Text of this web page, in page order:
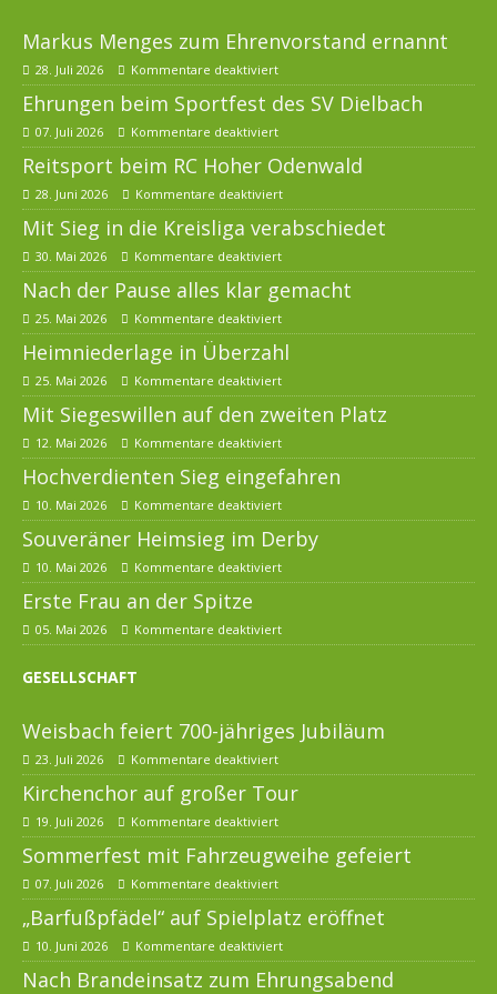
Markus Menges zum Ehrenvorstand ernannt
28. Juli 2026 Kommentare deaktiviert
Ehrungen beim Sportfest des SV Dielbach
07. Juli 2026 Kommentare deaktiviert
Reitsport beim RC Hoher Odenwald
28. Juni 2026 Kommentare deaktiviert
Mit Sieg in die Kreisliga verabschiedet
30. Mai 2026 Kommentare deaktiviert
Nach der Pause alles klar gemacht
25. Mai 2026 Kommentare deaktiviert
Heimniederlage in Überzahl
25. Mai 2026 Kommentare deaktiviert
Mit Siegeswillen auf den zweiten Platz
12. Mai 2026 Kommentare deaktiviert
Hochverdienten Sieg eingefahren
10. Mai 2026 Kommentare deaktiviert
Souveräner Heimsieg im Derby
10. Mai 2026 Kommentare deaktiviert
Erste Frau an der Spitze
05. Mai 2026 Kommentare deaktiviert
GESELLSCHAFT
Weisbach feiert 700-jähriges Jubiläum
23. Juli 2026 Kommentare deaktiviert
Kirchenchor auf großer Tour
19. Juli 2026 Kommentare deaktiviert
Sommerfest mit Fahrzeugweihe gefeiert
07. Juli 2026 Kommentare deaktiviert
„Barfußpfädel“ auf Spielplatz eröffnet
10. Juni 2026 Kommentare deaktiviert
Nach Brandeinsatz zum Ehrungsabend